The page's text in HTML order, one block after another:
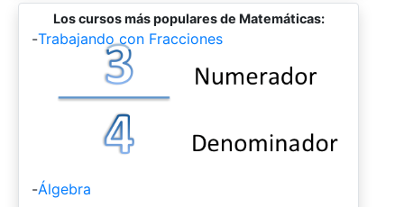
Los cursos más populares de Matemáticas:
-Trabajando con Fracciones
-Álgebra